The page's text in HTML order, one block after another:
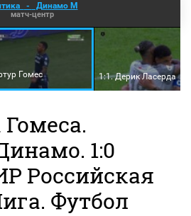
- Динамо М
матч-центр
Гомес 1:1. Дерик Ласерда
1:0
Российская
Футбол